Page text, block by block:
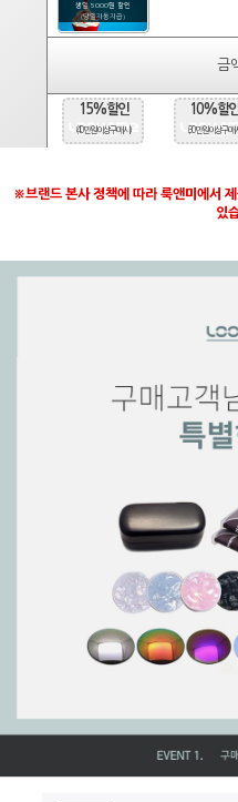
생일 5000원 할인
(당일자동지급)
금
15%할인
(40만원 이상 구매시)
10%할인
(30만원 이상 구매
※브랜드 본사 정책에 따라 룩앤미에서
있